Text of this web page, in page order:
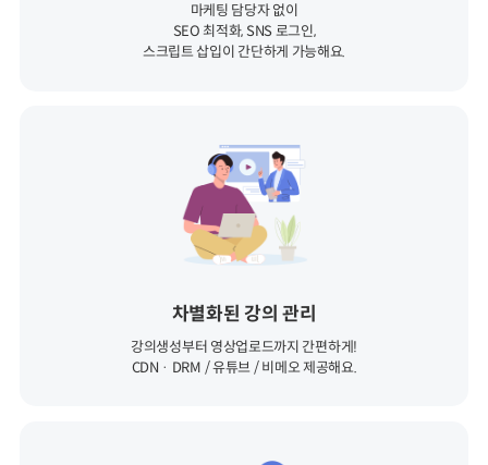
마케팅 담당자 없이
SEO 최적화, SNS 로그인,
스크립트 삽입이 간단하게 가능해요.
차별화된 강의 관리
강의생성부터 영상업로드까지 간편하게!
CDN · DRM / 유튜브 / 비메오 제공해요.